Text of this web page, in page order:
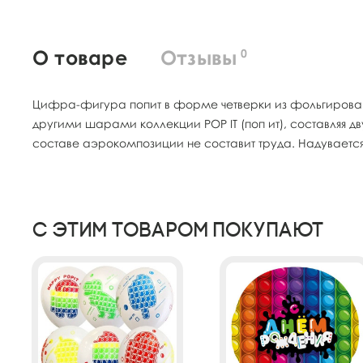
О товаре Отзывы 0
Цифра-фигура попит в форме четверки из
другими шарами коллекции POP IT (поп ит), составляя
составе аэрокомпозиции не составит труда.
С этим товаром покупают